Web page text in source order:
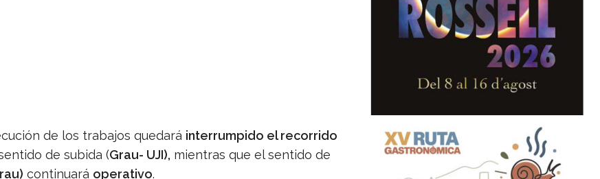
de los trabajos quedará interrumpido el recorrido
de subida (Grau- UJI), mientras que el sentido de
continuará operativo.